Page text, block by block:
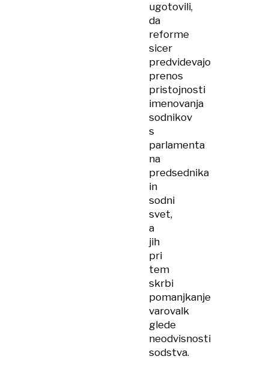
ugotovili,
da
reforme
sicer
predvidevajo
prenos
pristojnosti
imenovanja
sodnikov
s
parlamenta
na
predsednika
in
sodni
svet,
a
jih
pri
tem
skrbi
pomanjkanje
varovalk
glede
neodvisnosti
sodstva.